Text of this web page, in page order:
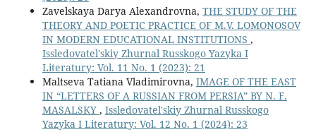
Zavelskaya Darya Alexandrovna, THE STUDY OF THE
THEORY AND POETIC PRACTICE OF M.V. LOMONOSOV
IN MODERN EDUCATIONAL INSTITUTIONS ,
Issledovatel'skiy Zhurnal Russkogo Yazyka I
Literatury: Vol. 11 No. 1 (2023): 21
Maltseva Tatiana Vladimirovna, IMAGE OF THE EAST
IN “LETTERS OF A RUSSIAN FROM PERSIA” BY N. F.
MASALSKY , Issledovatel'skiy Zhurnal Russkogo
Yazyka I Literatury: Vol. 12 No. 1 (2024): 23